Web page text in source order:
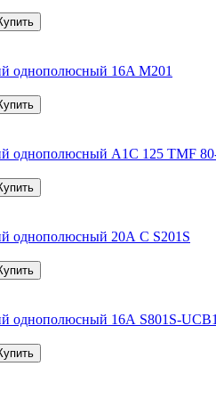
однополюсный 16A M201
однополюсный A1C 125 TMF
однополюсный 20А C S201S
однополюсный 16А S801S-